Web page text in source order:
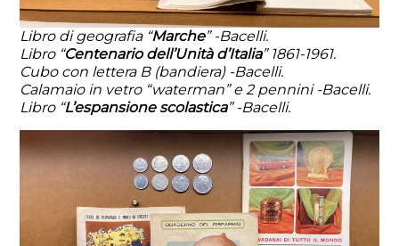
Libro di geografia “Marche” -Bacelli.
Libro “Centenario dell’Unità d’Italia” 1861-1961.
Cubo con lettera B (bandiera) -Bacelli.
Calamaio in vetro “waterman” e 2 pennini -Bacelli.
Libro “L’espansione scolastica” -Bacelli.